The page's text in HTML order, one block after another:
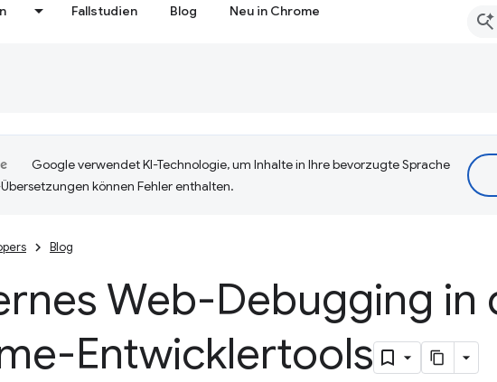
Fallstudien Blog Neu in Chrome
Google verwendet KI-Technologie, um Inhalte in Ihre bevorzugte Sprache
können Fehler enthalten.
Blog
Web-Debugging in
Entwicklertools